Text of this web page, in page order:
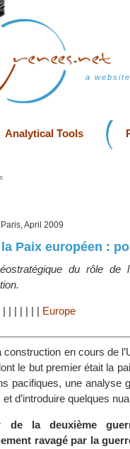
a
Analytical Tools
April 2009
la Paix européen :
du rôle de
| | | | | | | Europe
construction en cours de
le but premier était la
pacifiques, une analyse
d’introduire quelques
de la deuxième
ravagé par la